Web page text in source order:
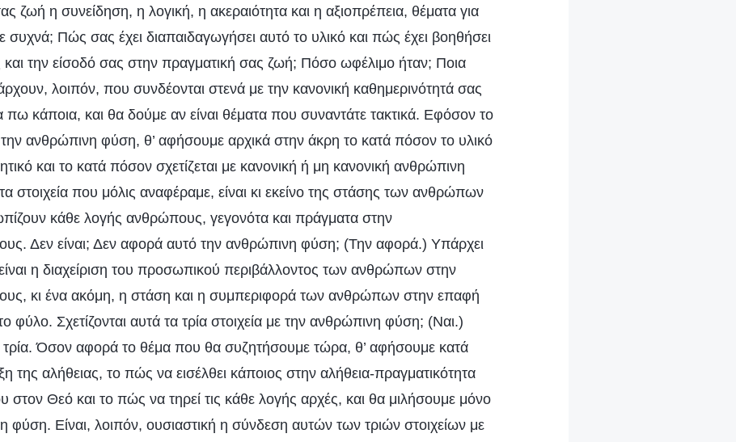
ζωή η συνείδηση, η λογική, η ακεραιότητα και η αξιοπρέπεια, θέματα για
συχνά; Πώς σας έχει διαπαιδαγωγήσει αυτό το υλικό και πώς έχει βοηθήσει
την είσοδό σας στην πραγματική σας ζωή; Πόσο ωφέλιμο ήταν; Ποια
λοιπόν, που συνδέονται στενά με την κανονική καθημερινότητά σας
κάποια, και θα δούμε αν είναι θέματα που συναντάτε τακτικά. Εφόσον το
ανθρώπινη φύση, θ’ αφήσουμε αρχικά στην άκρη το κατά πόσον το υλικό
και το κατά πόσον σχετίζεται με κανονική ή μη κανονική ανθρώπινη
στοιχεία που μόλις αναφέραμε, είναι κι εκείνο της στάσης των ανθρώπων
κάθε λογής ανθρώπους, γεγονότα και πράγματα στην
Δεν είναι; Δεν αφορά αυτό την ανθρώπινη φύση; (Την αφορά.) Υπάρχει
η διαχείριση του προσωπικού περιβάλλοντος των ανθρώπων στην
κι ένα ακόμη, η στάση και η συμπεριφορά των ανθρώπων στην επαφή
φύλο. Σχετίζονται αυτά τα τρία στοιχεία με την ανθρώπινη φύση; (Ναι.)
τρία. Όσον αφορά το θέμα που θα συζητήσουμε τώρα, θ’ αφήσουμε κατά
της αλήθειας, το πώς να εισέλθει κάποιος στην αλήθεια-πραγματικότητα
στον Θεό και το πώς να τηρεί τις κάθε λογής αρχές, και θα μιλήσουμε μόνο
φύση. Είναι, λοιπόν, ουσιαστική η σύνδεση αυτών των τριών στοιχείων με